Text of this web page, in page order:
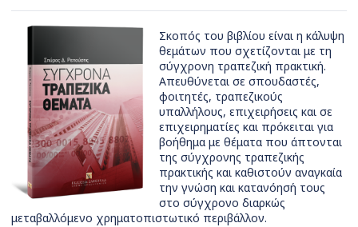
Σκοπός του βιβλίου είναι η κάλυψη
θεμάτων που σχετίζονται με τη
σύγχρονη τραπεζική πρακτική.
Απευθύνεται σε σπουδαστές,
φοιτητές, τραπεζικούς
υπαλλήλους, επιχειρήσεις και σε
επιχειρηματίες και πρόκειται για
βοήθημα με θέματα που άπτονται
της σύγχρονης τραπεζικής
πρακτικής και καθιστούν αναγκαία
την γνώση και κατανόησή τους
στο σύγχρονο διαρκώς
μεταβαλλόμενο χρηματοπιστωτικό περιβάλλον.